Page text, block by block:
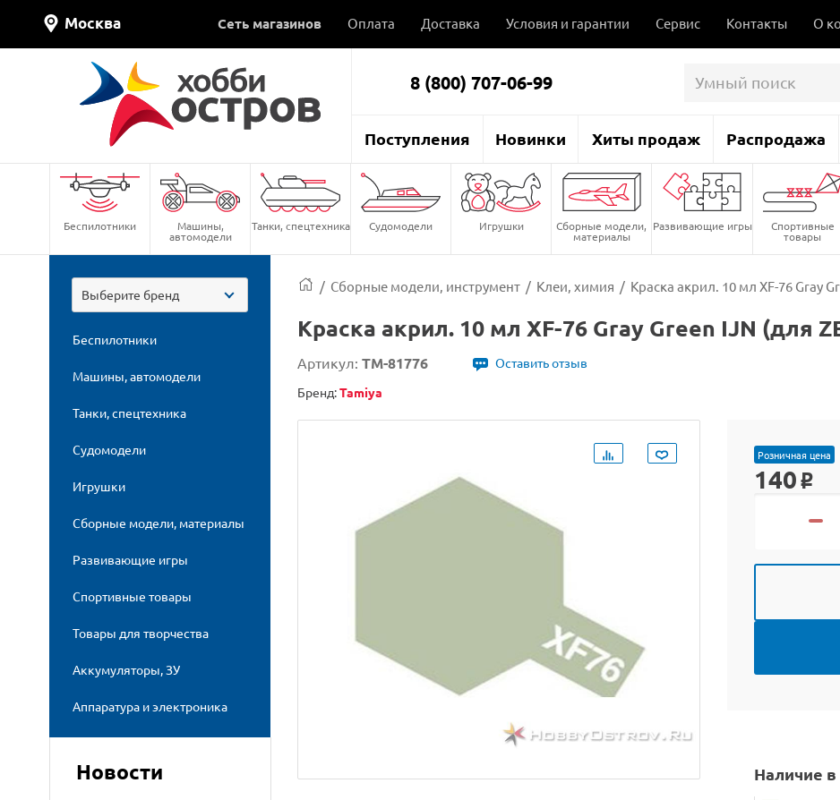
Москва Сеть магазинов Оплата Доставка Условия и гарантии Сервис Контакты О
8 (800) 707-06-99
Поступления Новинки Хиты продаж Распродажа
Беспилотники Машины,
автомодели
Танки, спецтехника Судомодели Игрушки Сборные модели,
материалы
Развивающие игры Спортивные
товары
Выберите бренд
Беспилотники
Машины, автомодели
Танки, спецтехника
Судомодели
Игрушки
Сборные модели, материалы
Развивающие игры
Спортивные товары
Товары для творчества
Аккумуляторы, ЗУ
Аппаратура и электроника
Новости
/ Сборные модели, инструмент / Клеи, химия / Краска акрил. 10 мл XF-76 Gray
Краска акрил. 10 мл XF-76 Gray Green IJN (для
Артикул: TM-81776
Оставить отзыв
Бренд:Tamiya
Розничная цена
140 o
Наличие в